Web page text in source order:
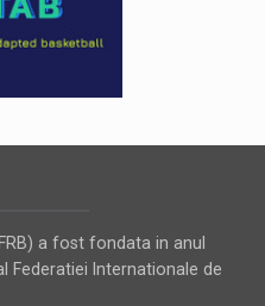
a fost fondata in anul
Federatiei Internationale de